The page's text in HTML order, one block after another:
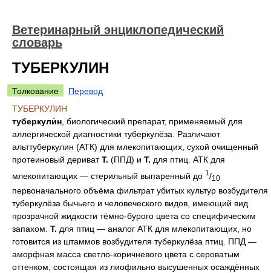
Ветеринарный энциклопедический
словарь
ТУБЕРКУЛИН
Толкование
Перевод
ТУБЕРКУЛИН
туберкули́н , биологический препарат, применяемый для
аллергической диагностики туберкулёза. Различают
альттуберкулин (АТК) для млекопитающих, сухой очищенный
протеиновый дериватТ. (ППД) и Т. для птиц. АТК для
млекопитающих — стерильный выпаренный до 1 /10
первоначального объёма фильтрат убитых культур возбудителя
туберкулёза бычьего и человеческого видов, имеющий вид
прозрачной жидкости тёмно-бурого цвета со специфическим
запахом. Т. для птиц — аналог АТК для млекопитающих, но
готовится из штаммов возбудителя туберкулёза птиц. ППД —
аморфная масса светло-коричневого цвета с сероватым
оттенком, состоящая из лиофильно высушенных осаждённых